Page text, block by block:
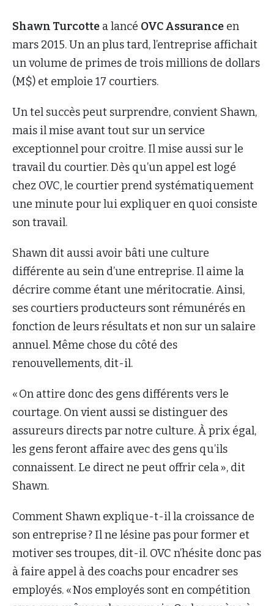
Shawn Turcotte a lancé OVC Assurance en
mars 2015. Un an plus tard, l’entreprise affichait
un volume de primes de trois millions de dollars
(M$) et emploie 17 courtiers.
Un tel succès peut surprendre, convient Shawn,
mais il mise avant tout sur un service
exceptionnel pour croitre. Il mise aussi sur le
travail du courtier. Dès qu’un appel est logé
chez OVC, le courtier prend systématiquement
une minute pour lui expliquer en quoi consiste
son travail.
Shawn dit aussi avoir bâti une culture
différente au sein d’une entreprise. Il aime la
décrire comme étant une méritocratie. Ainsi,
ses courtiers producteurs sont rémunérés en
fonction de leurs résultats et non sur un salaire
annuel. Même chose du côté des
renouvellements, dit-il.
« On attire donc des gens différents vers le
courtage. On vient aussi se distinguer des
assureurs directs par notre culture. À prix égal,
les gens feront affaire avec des gens qu’ils
connaissent. Le direct ne peut offrir cela », dit
Shawn.
Comment Shawn explique-t-il la croissance de
son entreprise ? Il ne lésine pas pour former et
motiver ses troupes, dit-il. OVC n’hésite donc pas
à faire appel à des coachs pour encadrer ses
employés. « Nos employés sont en compétition